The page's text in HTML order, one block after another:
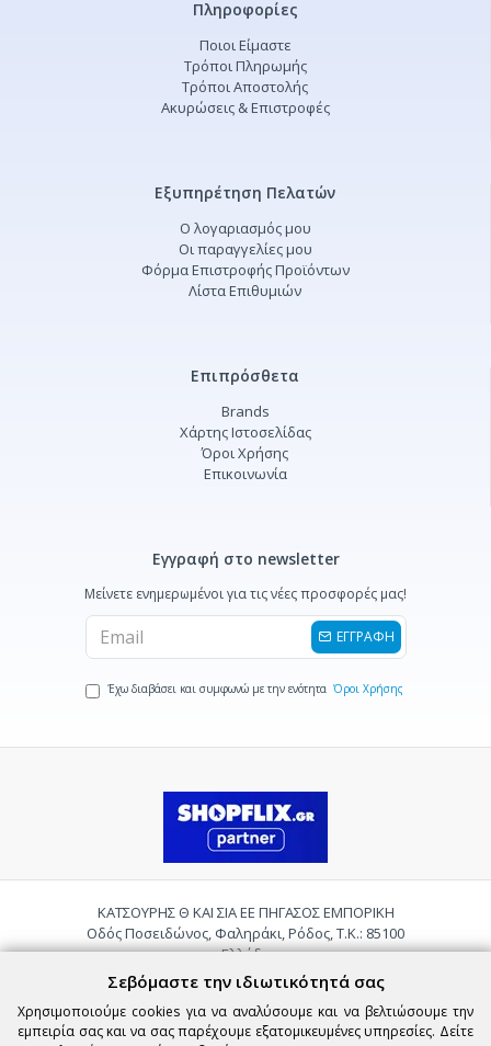
Πληροφορίες
Ποιοι Είμαστε
Τρόποι Πληρωμής
Τρόποι Αποστολής
Ακυρώσεις & Επιστροφές
Εξυπηρέτηση Πελατών
Ο λογαριασμός μου
Οι παραγγελίες μου
Φόρμα Επιστροφής Προϊόντων
Λίστα Επιθυμιών
Επιπρόσθετα
Brands
Χάρτης Ιστοσελίδας
Όροι Χρήσης
Επικοινωνία
Εγγραφή στο newsletter
Μείνετε ενημερωμένοι για τις νέες προσφορές μας!
ΕΓΓΡΑΦΗ
Έχω διαβάσει και συμφωνώ με την ενότητα Όροι Χρήσης
ΚΑΤΣΟΥΡΗΣ Θ ΚΑΙ ΣΙΑ ΕΕ ΠΗΓΑΣΟΣ ΕΜΠΟΡΙΚΗ
Οδός Ποσειδώνος, Φαληράκι, Ρόδος, Τ.Κ.: 85100
Ελλάδα
Τηλ.:2241085059
Email:
pigasosemporiki@gmail.com
Σεβόμαστε την ιδιωτικότητά σας
Χρησιμοποιούμε cookies για να αναλύσουμε και να βελτιώσουμε την
εμπειρία σας και να σας παρέχουμε εξατομικευμένες υπηρεσίες. Δείτε